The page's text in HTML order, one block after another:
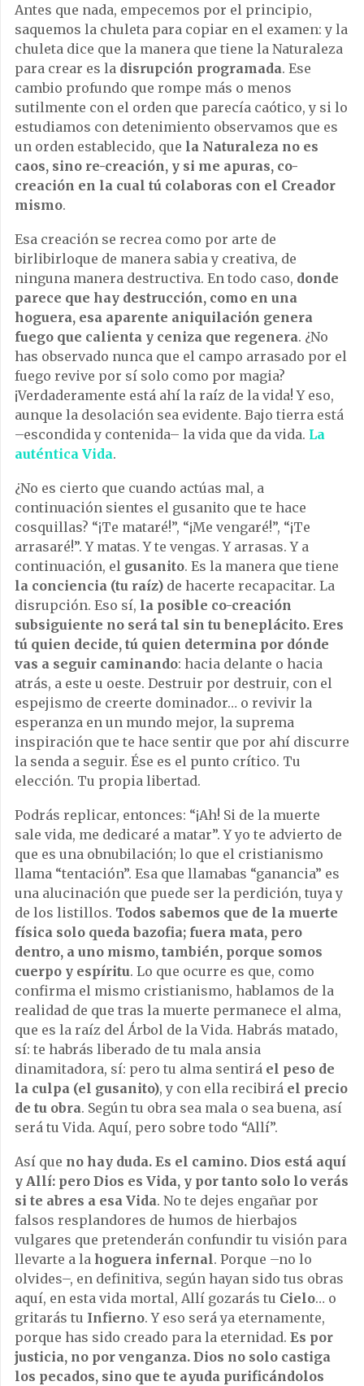
Antes que nada, empecemos por el principio,
saquemos la chuleta para copiar en el examen: y la
chuleta dice que la manera que tiene la Naturaleza
para crear es la disrupción programada. Ese
cambio profundo que rompe más o menos
sutilmente con el orden que parecía caótico, y si lo
estudiamos con detenimiento observamos que es
un orden establecido, que la Naturaleza no es
caos, sino re-creación, y si me apuras, co-
creación en la cual tú colaboras con el Creador
mismo.
Esa creación se recrea como por arte de
birlibirloque de manera sabia y creativa, de
ninguna manera destructiva. En todo caso, donde
parece que hay destrucción, como en una
hoguera, esa aparente aniquilación genera
fuego que calienta y ceniza que regenera. ¿No
has observado nunca que el campo arrasado por el
fuego revive por sí solo como por magia?
¡Verdaderamente está ahí la raíz de la vida! Y eso,
aunque la desolación sea evidente. Bajo tierra está
–escondida y contenida– la vida que da vida. La
auténtica Vida.
¿No es cierto que cuando actúas mal, a
continuación sientes el gusanito que te hace
cosquillas? “¡Te mataré!”, “¡Me vengaré!”, “¡Te
arrasaré!”. Y matas. Y te vengas. Y arrasas. Y a
continuación, el gusanito. Es la manera que tiene
la conciencia (tu raíz) de hacerte recapacitar. La
disrupción. Eso sí, la posible co-creación
subsiguiente no será tal sin tu beneplácito. Eres
tú quien decide, tú quien determina por dónde
vas a seguir caminando: hacia delante o hacia
atrás, a este u oeste. Destruir por destruir, con el
espejismo de creerte dominador… o revivir la
esperanza en un mundo mejor, la suprema
inspiración que te hace sentir que por ahí discurre
la senda a seguir. Ése es el punto crítico. Tu
elección. Tu propia libertad.
Podrás replicar, entonces: “¡Ah! Si de la muerte
sale vida, me dedicaré a matar”. Y yo te advierto de
que es una obnubilación; lo que el cristianismo
llama “tentación”. Esa que llamabas “ganancia” es
una alucinación que puede ser la perdición, tuya y
de los listillos. Todos sabemos que de la muerte
física solo queda bazofia; fuera mata, pero
dentro, a uno mismo, también, porque somos
cuerpo y espíritu. Lo que ocurre es que, como
confirma el mismo cristianismo, hablamos de la
realidad de que tras la muerte permanece el alma,
que es la raíz del Árbol de la Vida. Habrás matado,
sí: te habrás liberado de tu mala ansia
dinamitadora, sí: pero tu alma sentirá el peso de
la culpa (el gusanito), y con ella recibirá el precio
de tu obra. Según tu obra sea mala o sea buena, así
será tu Vida. Aquí, pero sobre todo “Allí”.
Así que no hay duda. Es el camino. Dios está aquí
y Allí: pero Dios es Vida, y por tanto solo lo verás
si te abres a esa Vida. No te dejes engañar por
falsos resplandores de humos de hierbajos
vulgares que pretenderán confundir tu visión para
llevarte a la hoguera infernal. Porque –no lo
olvides–, en definitiva, según hayan sido tus obras
aquí, en esta vida mortal, Allí gozarás tu Cielo… o
gritarás tu Infierno. Y eso será ya eternamente,
porque has sido creado para la eternidad. Es por
justicia, no por venganza. Dios no solo castiga
los pecados, sino que te ayuda purificándolos